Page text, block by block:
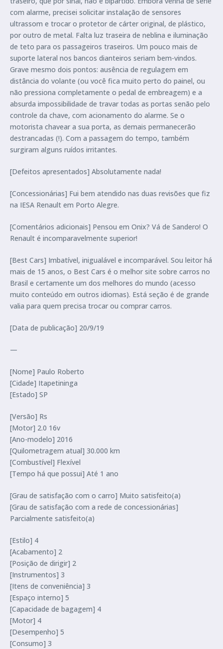
com alarme, precisei solicitar instalação de sensores
ultrassom e trocar o protetor de cárter original, de plástico,
por outro de metal. Falta luz traseira de neblina e iluminação
de teto para os passageiros traseiros. Um pouco mais de
suporte lateral nos bancos dianteiros seriam bem-vindos.
Grave mesmo dois pontos: ausência de regulagem em
distância do volante (ou você fica muito perto do painel, ou
não pressiona completamente o pedal de embreagem) e a
absurda impossibilidade de travar todas as portas senão pelo
controle da chave, com acionamento do alarme. Se o
motorista chavear a sua porta, as demais permanecerão
destrancadas (!). Com a passagem do tempo, também
surgiram alguns ruídos irritantes.
[Defeitos apresentados] Absolutamente nada!
[Concessionárias] Fui bem atendido nas duas revisões que fiz
na IESA Renault em Porto Alegre.
[Comentários adicionais] Pensou em Onix? Vá de Sandero! O
Renault é incomparavelmente superior!
[Best Cars] Imbatível, inigualável e incomparável. Sou leitor há
mais de 15 anos, o Best Cars é o melhor site sobre carros no
Brasil e certamente um dos melhores do mundo (acesso
muito conteúdo em outros idiomas). Está seção é de grande
valia para quem precisa trocar ou comprar carros.
[Data de publicação] 20/9/19
—
[Nome] Paulo Roberto
[Cidade] Itapetininga
[Estado] SP
[Versão] Rs
[Motor] 2.0 16v
[Ano-modelo] 2016
[Quilometragem atual] 30.000 km
[Combustível] Flexível
[Tempo há que possui] Até 1 ano
[Grau de satisfação com o carro] Muito satisfeito(a)
[Grau de satisfação com a rede de concessionárias]
Parcialmente satisfeito(a)
[Estilo] 4
[Acabamento] 2
[Posição de dirigir] 2
[Instrumentos] 3
[Itens de conveniência] 3
[Espaço interno] 5
[Capacidade de bagagem] 4
[Motor] 4
[Desempenho] 5
[Consumo] 3